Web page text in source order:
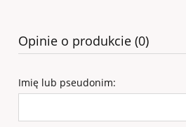
Opinie o produkcie (0)
Imię lub pseudonim: